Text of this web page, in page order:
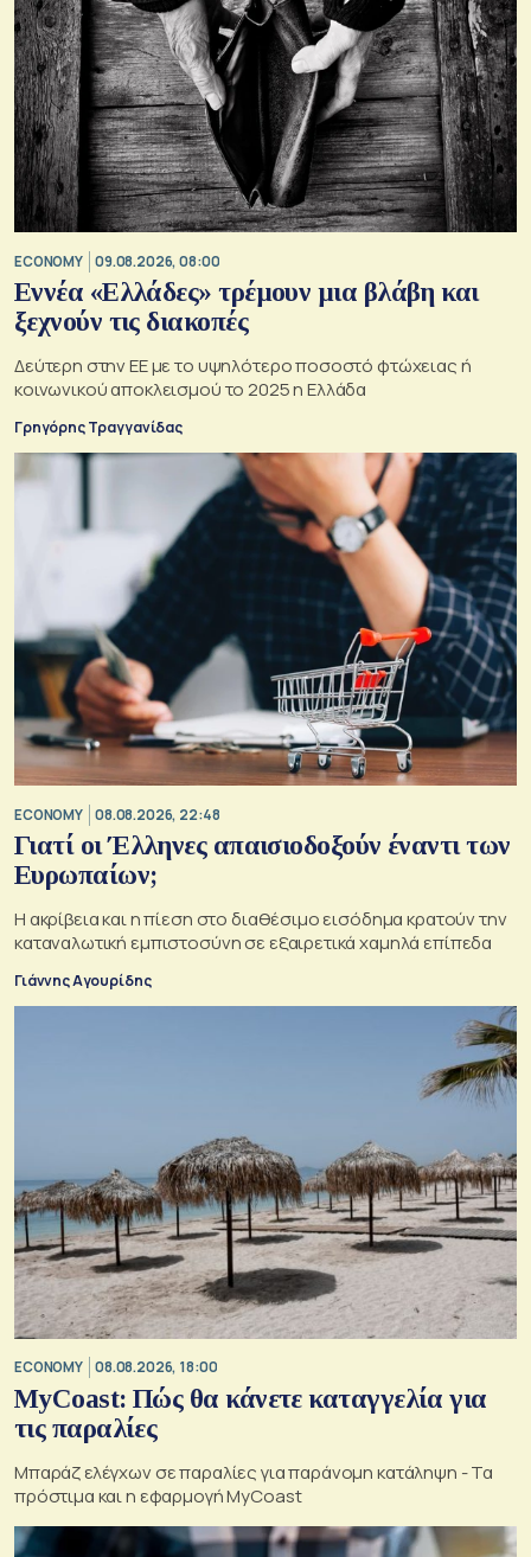
ECONOMY 09.08.2026, 08:00
Εννέα «Ελλάδες» τρέμουν μια βλάβη και
ξεχνούν τις διακοπές
Δεύτερη στην ΕΕ με το υψηλότερο ποσοστό φτώχειας ή
κοινωνικού αποκλεισμού το 2025 η Ελλάδα
Γρηγόρης Τραγγανίδας
ECONOMY 08.08.2026, 22:48
Γιατί οι Έλληνες απαισιοδοξούν έναντι των
Ευρωπαίων;
Η ακρίβεια και η πίεση στο διαθέσιμο εισόδημα κρατούν την
καταναλωτική εμπιστοσύνη σε εξαιρετικά χαμηλά επίπεδα
Γιάννης Αγουρίδης
ECONOMY 08.08.2026, 18:00
MyCoast: Πώς θα κάνετε καταγγελία για
τις παραλίες
Μπαράζ ελέγχων σε παραλίες για παράνομη κατάληψη - Τα
πρόστιμα και η εφαρμογή MyCoast